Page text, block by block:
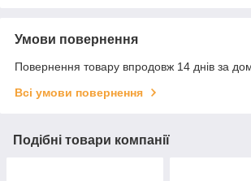
Умови повернення
Повернення товару впродовж 14 днів за
Всі умови повернення
Подібні товари компанії